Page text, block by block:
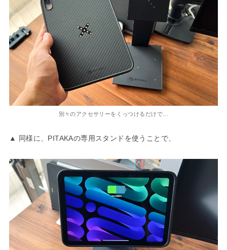
別々のアクセサリーをくっつけるだけで…
▲ 同様に、PITAKAの専用スタンドを使うことで、